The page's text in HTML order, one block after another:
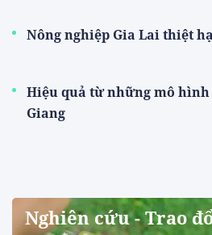
Nông nghiệp Gia Lai thiệt
Hiệu quả từ những mô hình
Giang
Nghiên cứu - Trao